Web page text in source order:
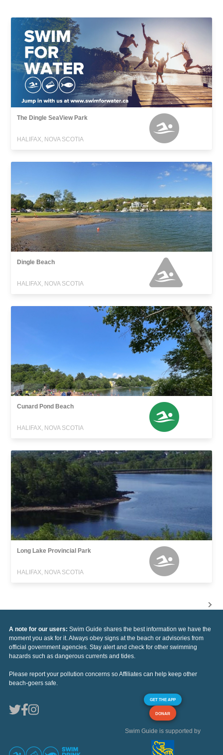
The Dingle SeaView Park
HALIFAX, NOVA SCOTIA
Dingle Beach
HALIFAX, NOVA SCOTIA
Cunard Pond Beach
HALIFAX, NOVA SCOTIA
Long Lake Provincial Park
HALIFAX, NOVA SCOTIA
A note for our users: Swim Guide shares the best information we have the
moment you ask for it. Always obey signs at the beach or advisories from
official government agencies. Stay alert and check for other swimming
hazards such as dangerous currents and tides.
Please report your pollution concerns so Affiliates can help keep other
beach-goers safe.
GET THE APP
DONAR
Swim Guide is supported by